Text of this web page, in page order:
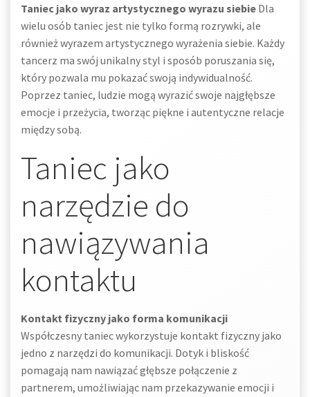
Taniec jako wyraz artystycznego wyrazu siebie Dla
wielu osób taniec jest nie tylko formą rozrywki, ale
również wyrazem artystycznego wyrażenia siebie. Każdy
tancerz ma swój unikalny styl i sposób poruszania się,
który pozwala mu pokazać swoją indywidualność.
Poprzez taniec, ludzie mogą wyrazić swoje najgłębsze
emocje i przeżycia, tworząc piękne i autentyczne relacje
między sobą.
Taniec jako
narzędzie do
nawiązywania
kontaktu
Kontakt fizyczny jako forma komunikacji
Współczesny taniec wykorzystuje kontakt fizyczny jako
jedno z narzędzi do komunikacji. Dotyk i bliskość
pomagają nam nawiązać głębsze połączenie z
partnerem, umożliwiając nam przekazywanie emocji i